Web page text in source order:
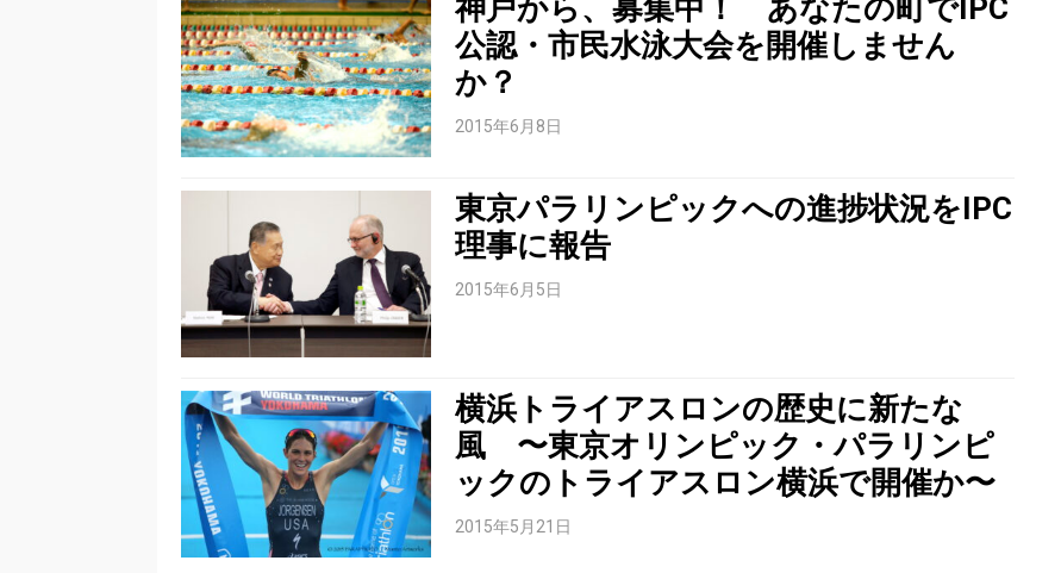
神戸から、募集中！ あなたの町でIPC
公認・市民水泳大会を開催しません
か？
2015年6月8日
東京パラリンピックへの進捗状況をIPC
理事に報告
2015年6月5日
横浜トライアスロンの歴史に新たな
風 〜東京オリンピック・パラリンピ
ックのトライアスロン横浜で開催か〜
2015年5月21日